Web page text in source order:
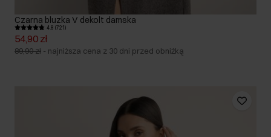
Czarna bluzka V dekolt damska
4.8 (721)
54,90 zł
89,90 zł - najniższa cena z 30 dni przed obniżką